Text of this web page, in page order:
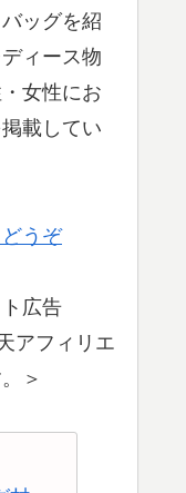
ッグを紹
ィース物
女性にお
載してい
うぞ
広告
アフィリエ
＞